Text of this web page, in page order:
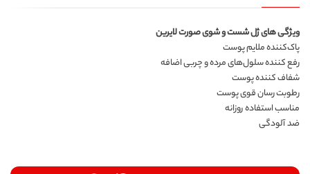
ویژگی های ژل شست و شوی صورت لایرین
پاک‌کننده ملایم پوست
رفع کننده سلول‌های مرده و چربی اضافه
شفاف کننده پوست
رطوبت رسان قوی پوست
مناسب استفاده روزانه
ضد آلودگی